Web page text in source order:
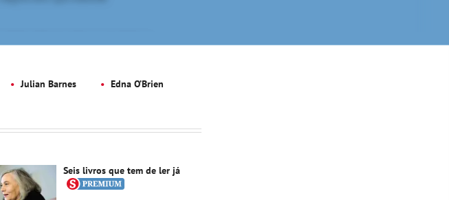
Julian Barnes
Edna O’Brien
Seis livros que tem de ler já